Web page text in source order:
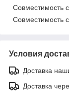
Совместимость
Совместимость
Условия
Доставка
Доставка